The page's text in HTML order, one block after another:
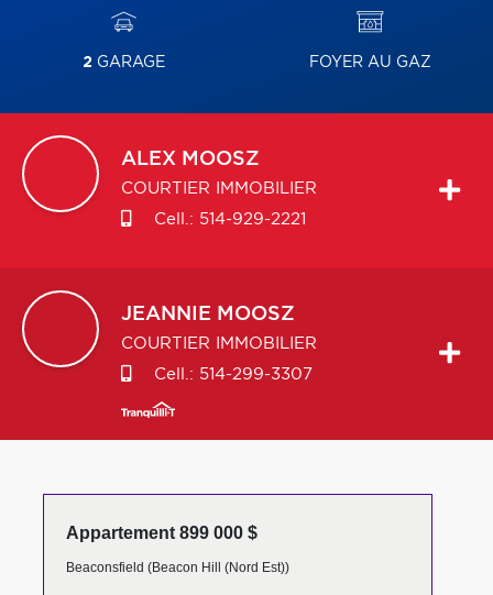
2GARAGE FOYER AU GAZ
ALEX MOOSZ
COURTIER IMMOBILIER
Cell.: 514-929-2221
JEANNIE MOOSZ
COURTIER IMMOBILIER
Cell.: 514-299-3307
Appartement 899 000 $
Beaconsfield (Beacon Hill (Nord Est))